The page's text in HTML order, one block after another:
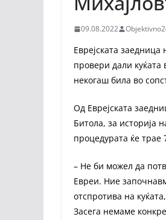
09.08.2022
Еврејската
провери дали куќата
некогаш била во
Од Еврејската
Битола, за историја
процедурата ќе трае
– Не би можел да
Евреи. Ние
отспротива на
Засега немаме